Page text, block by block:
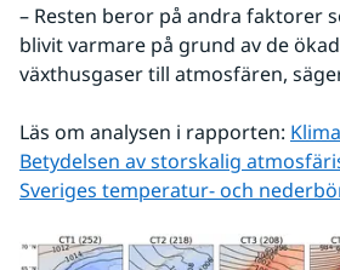
– Resten beror på andra faktorer
blivit varmare på grund av de
växthusgaser till atmosfären,
Läs om analysen i rapporten:
Betydelsen av storskalig
Sveriges temperatur- och